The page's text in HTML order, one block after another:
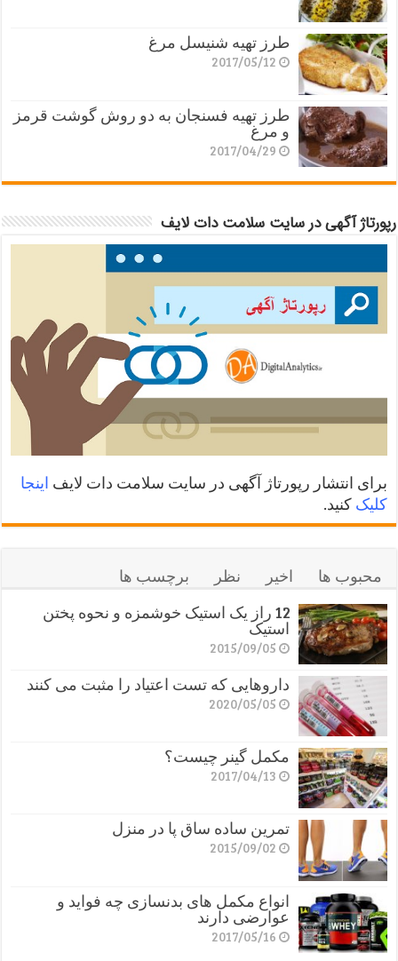
طرز تهیه شنیسل مرغ
2017/05/12
طرز تهیه فسنجان به دو روش گوشت قرمز
و مرغ
2017/04/29
رپورتاژ آگهی در سایت سلامت دات لایف
برای انتشار رپورتاژ آگهی در سایت سلامت دات لایف اینجا
کلیک کنید.
محبوب ها اخیر نظر
برچسب ها
12 راز یک استیک خوشمزه و نحوه پختن
استیک
2015/09/05
داروهایی که تست اعتیاد را مثبت می کنند
2020/05/05
مکمل گینر چیست؟
2017/04/13
تمرین ساده ساق پا در منزل
2015/09/02
انواع مکمل های بدنسازی چه فواید و
عوارضی دارند
2017/05/16